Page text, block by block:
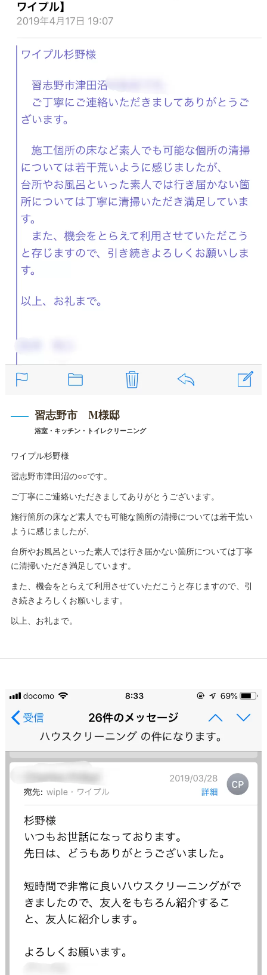
習志野市 M様邸
浴室・キッチン・トイレクリーニング
ワイプル杉野様
習志野市津田沼の○○です。
ご丁寧にご連絡いただきましてありがとうございます。
施行箇所の床など素人でも可能な箇所の清掃については若干荒い
ように感じましたが、
台所やお風呂といった素人では行き届かない箇所については丁寧
に清掃いただき満足しています。
また、機会をとらえて利用させていただこうと存じますので、引
き続きよろしくお願いします。
以上、お礼まで。